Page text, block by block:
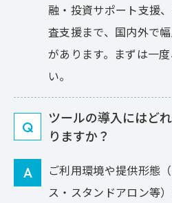
融・投資サポート支援
査支援まで、国内外で
があります。まずは一
い。
Q
ツールの導入にはど
りますか？
A
ご利用環境や提供形態
ス・スタンドアロン等